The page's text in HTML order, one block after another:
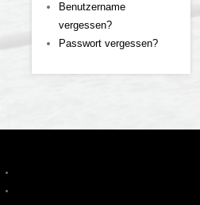
Benutzername
vergessen?
Passwort vergessen?